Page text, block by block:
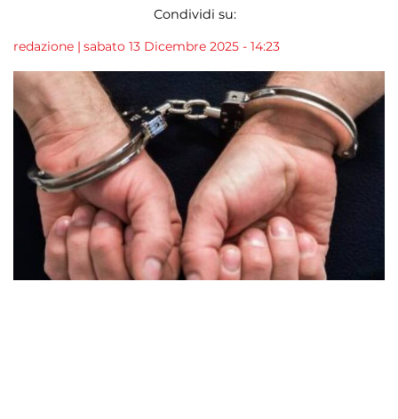
Condividi su:
redazione | sabato 13 Dicembre 2025 - 14:23